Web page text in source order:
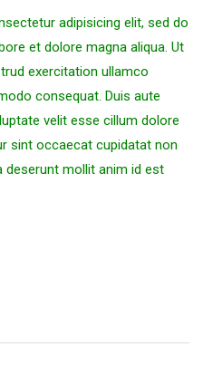
adipisicing elit, sed do
et dolore magna aliqua. Ut
exercitation ullamco
consequat. Duis aute
velit esse cillum dolore
sint occaecat cupidatat non
deserunt mollit anim id est